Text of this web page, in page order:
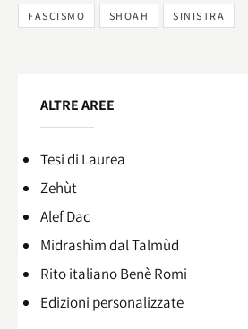
FASCISMO SHOAH SINISTRA
ALTRE AREE
Tesi di Laurea
Zehùt
Alef Dac
Midrashìm dal Talmùd
Rito italiano Benè Romi​
Edizioni personalizzate